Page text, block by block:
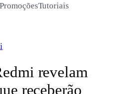
PromoçõesTutoriais
revelam
receberão